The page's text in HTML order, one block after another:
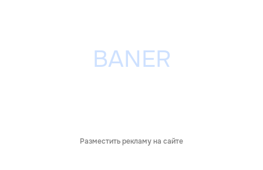
Разместить рекламу на сайте